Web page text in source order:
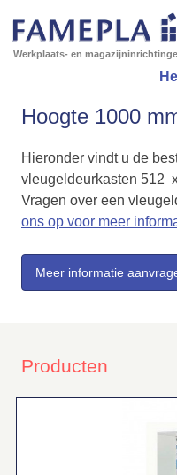
Werkplaats- en
Hoogte 1000
Hieronder vindt u de
vleugeldeurkasten 512
Vragen over een
ons op voor meer
Meer informatie
Producten